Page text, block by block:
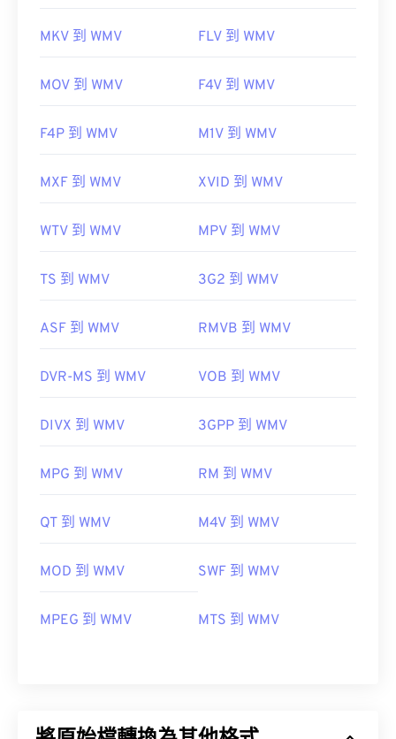
MKV 到 WMV FLV 到 WMV
MOV 到 WMV F4V 到 WMV
F4P 到 WMV M1V 到 WMV
MXF 到 WMV XVID 到 WMV
WTV 到 WMV MPV 到 WMV
TS 到 WMV 3G2 到 WMV
ASF 到 WMV RMVB 到 WMV
DVR-MS 到 WMV VOB 到 WMV
DIVX 到 WMV 3GPP 到 WMV
MPG 到 WMV RM 到 WMV
QT 到 WMV M4V 到 WMV
MOD 到 WMV SWF 到 WMV
MPEG 到 WMV MTS 到 WMV